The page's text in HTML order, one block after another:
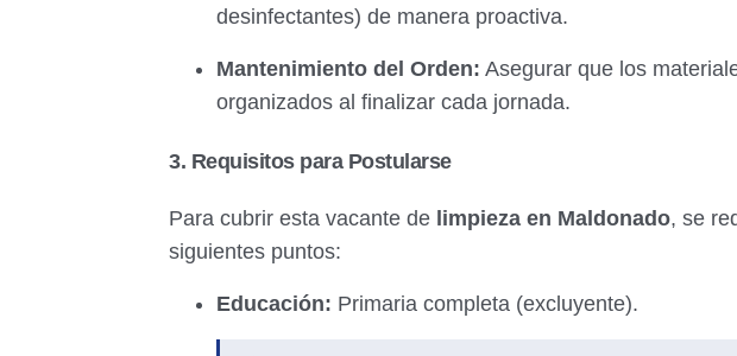
desinfectantes) de manera proactiva.
Mantenimiento del Orden: Asegurar que los
organizados al finalizar cada jornada.
3. Requisitos para Postularse
Para cubrir esta vacante de limpieza en Maldonado, se
siguientes puntos:
Educación: Primaria completa (excluyente).